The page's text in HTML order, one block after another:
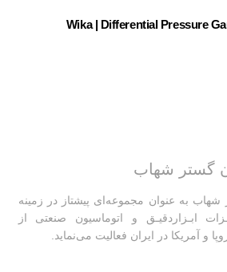
Wika | Differential Pressure
گستر شهاب
به عنوان مجموعه‌ای پیشتاز در زمینه
ابـزاردقیـق و اتوماسیون صنعتی از
و آمریکا در ایران فعالیت‌‌ می‌نماید.